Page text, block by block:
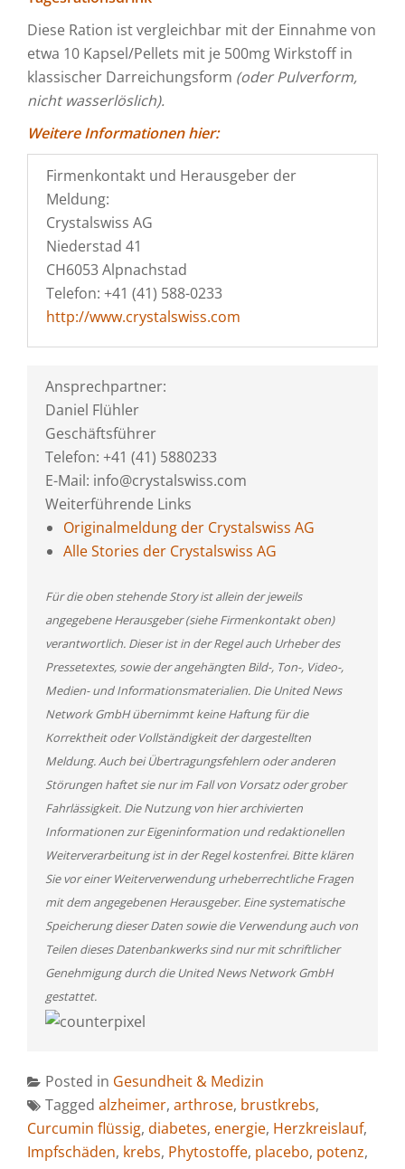
Diese Ration ist vergleichbar mit der Einnahme von
etwa 10 Kapsel/Pellets mit je 500mg Wirkstoff in
klassischer Darreichungsform (oder Pulverform,
nicht wasserlöslich).
Weitere Informationen hier:
Firmenkontakt und Herausgeber der
Meldung:
Crystalswiss AG
Niederstad 41
CH6053 Alpnachstad
Telefon: +41 (41) 588-0233
http://www.crystalswiss.com
Ansprechpartner:
Daniel Flühler
Geschäftsführer
Telefon: +41 (41) 5880233
E-Mail: info@crystalswiss.com
Weiterführende Links
Originalmeldung der Crystalswiss AG
Alle Stories der Crystalswiss AG
Für die oben stehende Story ist allein der jeweils
angegebene Herausgeber (siehe Firmenkontakt oben)
verantwortlich. Dieser ist in der Regel auch Urheber des
Pressetextes, sowie der angehängten Bild-, Ton-, Video-,
Medien- und Informationsmaterialien. Die United News
Network GmbH übernimmt keine Haftung für die
Korrektheit oder Vollständigkeit der dargestellten
Meldung. Auch bei Übertragungsfehlern oder anderen
Störungen haftet sie nur im Fall von Vorsatz oder grober
Fahrlässigkeit. Die Nutzung von hier archivierten
Informationen zur Eigeninformation und redaktionellen
Weiterverarbeitung ist in der Regel kostenfrei. Bitte klären
Sie vor einer Weiterverwendung urheberrechtliche Fragen
mit dem angegebenen Herausgeber. Eine systematische
Speicherung dieser Daten sowie die Verwendung auch von
Teilen dieses Datenbankwerks sind nur mit schriftlicher
Genehmigung durch die United News Network GmbH
gestattet.
Posted in Gesundheit & Medizin
Tagged alzheimer, arthrose, brustkrebs,
Curcumin flüssig, diabetes, energie, Herzkreislauf,
Impfschäden, krebs, Phytostoffe, placebo, potenz,